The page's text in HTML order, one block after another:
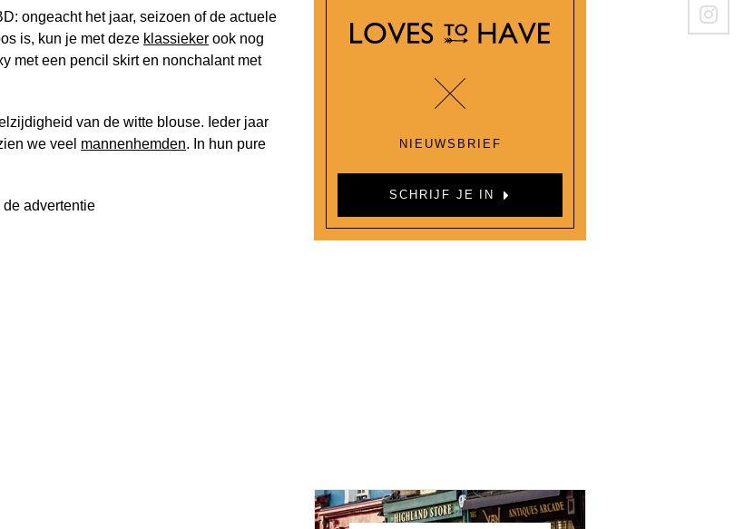
ongeacht het jaar, seizoen of de actuele
is, kun je met deze klassieker ook nog
met een pencil skirt en nonchalant met
van de witte blouse. Ieder jaar
we veel mannenhemden. In hun pure
advertentie
NIEUWSBRIEF
SCHRIJF JE IN